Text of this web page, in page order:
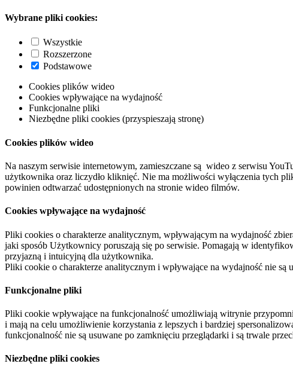
Wybrane pliki cookies:
Wszystkie
Rozszerzone
Podstawowe
Cookies plików wideo
Cookies wpływające na wydajność
Funkcjonalne pliki
Niezbędne pliki cookies (przyspieszają stronę)
Cookies plików wideo
Na naszym serwisie internetowym, zamieszczane są wideo z serwisu
użytkownika oraz liczydło kliknięć. Nie ma możliwości wyłączenia tych
powinien odtwarzać udostępnionych na stronie wideo filmów.
Cookies wpływające na wydajność
Pliki cookies o charakterze analitycznym, wpływającym na wydajność
jaki sposób Użytkownicy poruszają się po serwisie. Pomagają w
przyjazną i intuicyjną dla użytkownika.
Pliki cookie o charakterze analitycznym i wpływające na wydajność nie
Funkcjonalne pliki
Pliki cookie wpływające na funkcjonalność umożliwiają witrynie
i mają na celu umożliwienie korzystania z lepszych i bardziej
funkcjonalność nie są usuwane po zamknięciu przeglądarki i są trwale
Niezbędne pliki cookies